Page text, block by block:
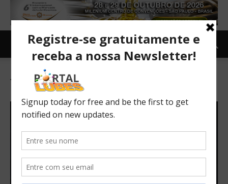
Tag: farol direcional